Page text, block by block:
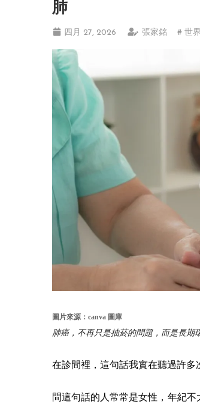
肺
四月 27, 2026 張家銘 # 世
圖片來源：canva 圖庫
肺癌，不再只是抽菸的問題，而是長期
在診間裡，這句話我實在聽過許多
問這句話的人常常是女性，年紀